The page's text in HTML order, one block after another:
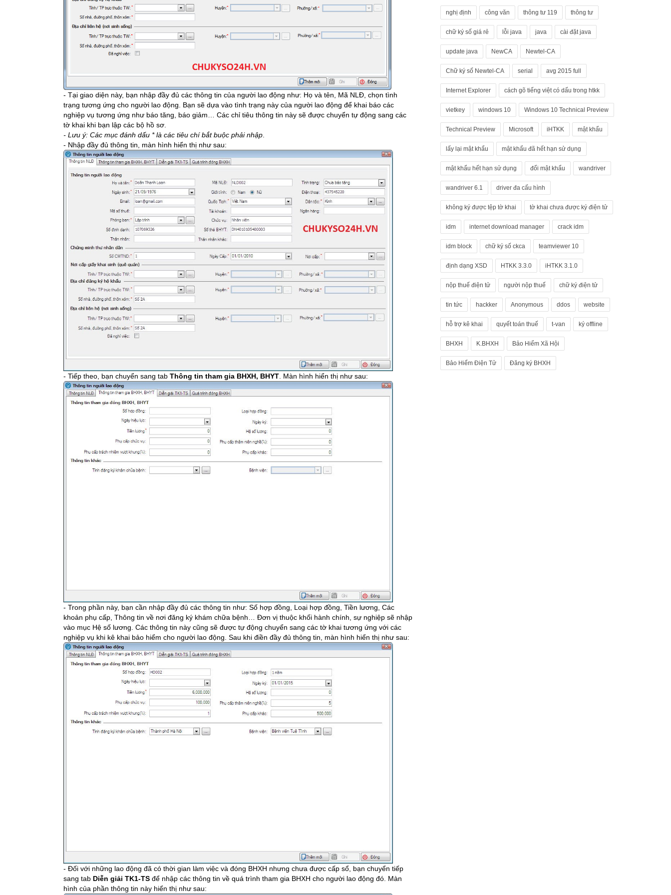
- Tại giao diện này, bạn nhập đầy đủ các thông tin của người lao động như: Họ và tên, Mã NLĐ, chọn tình
trạng tương ứng cho người lao động. Bạn sẽ dựa vào tình trạng này của người lao động để khai báo các
nghiệp vụ tương ứng như báo tăng, báo giảm… Các chỉ tiêu thông tin này sẽ được chuyển tự động sang các
tờ khai khi bạn lập các bộ hồ sơ.
- Lưu ý: Các mục đánh dấu * là các tiêu chí bắt buộc phải nhập
- Nhập đầy đủ thông tin, màn hình hiển thị như sau:
- Tiếp theo, bạn chuyển sang tab Thông tin tham gia BHXH, BHYT . Màn hình hiển thị như sau:
- Trong phần này, bạn cần nhập đầy đủ các thông tin như: Số hợp đồng, Loại hợp đồng, Tiền lương, Các
khoản phụ cấp, Thông tin về nơi đăng ký khám chữa bệnh… Đơn vị thuộc khối hành chính, sự nghiệp sẽ nhập
vào mục Hệ số lương. Các thông tin này cũng sẽ được tự động chuyển sang các tờ khai tương ứng với các
nghiệp vụ khi kê khai bảo hiểm cho người lao động. Sau khi điền đầy đủ thông tin, màn hình hiển thị như sau:
- Đối với những lao động đã có thời gian làm việc và đóng BHXH nhưng chưa được cấp sổ, bạn chuyển tiếp
sang tab Diễn giải TK1-TS để nhập các thông tin về quá trình tham gia BHXH cho người lao động đó. Màn
hình của phần thông tin này hiển thị như sau:
nghị định công văn thông tư 119 thông tư
chữ ký số giá rẻ lỗi java java cài đặt java
update java NewCA Newtel-CA
Chữ ký số Newtel-CA serial avg 2015 full
Internet Explorer cách gõ tiếng việt có dấu trong htkk
vietkey windows 10 Windows 10 Technical Preview
Technical Preview Microsoft iHTKK mật khẩu
lấy lại mật khẩu mật khẩu đã hết hạn sử dụng
mật khẩu hết hạn sử dụng đổi mật khẩu wandriver
wandriver 6.1 driver đa cấu hình
không ký được tệp tờ khai tờ khai chưa được ký điện tử
idm internet download manager crack idm
idm block chữ ký số ckca teamviewer 10
định dạng XSD HTKK 3.3.0 iHTKK 3.1.0
nộp thuế điện tử người nộp thuế chữ ký điện tử
tin tức hackker Anonymous ddos website
hỗ trợ kê khai quyết toán thuế t-van ký offline
BHXH K.BHXH Bảo Hiểm Xã Hội
Bảo Hiểm Điện Tử Đăng ký BHXH